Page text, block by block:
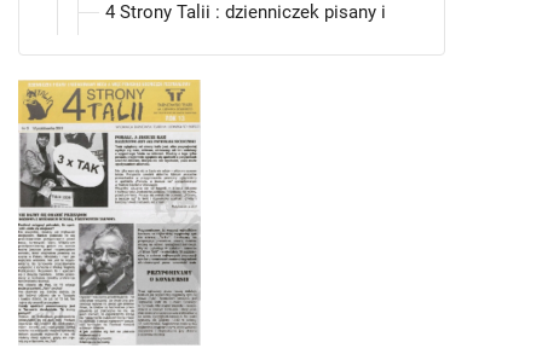
4 Strony Talii : dzienniczek pisany i
nocniczek festiwalowy. [R. 7], 2009, nr 2
4 Strony Talii : dzienniczek pisany i
redagowany nocą a więc poniekąd
nocniczek festiwalowy. [R. 7], 2009, nr 3
4 Strony Talii : dzienniczek pisany i
redagowany nocą a więc poniekąd
nocniczek festiwalowy. [R. 7], 2009, nr 4
4 Strony Talii : dzienniczek pisany i
redagowany nocą a więc poniekąd